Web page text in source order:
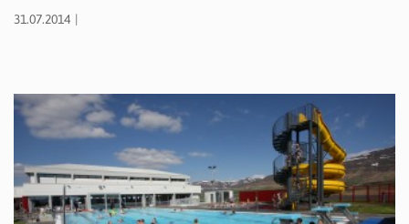
laxaroði og verður hún staðsett í hjarta sýningarinnar og
af öllu landinu selur skart, fatnað, fylgihluti, textíl, keramik
og gler og á útisvæðinu er stórt tjald og skálar með
ýmiskonar íslenskum matvælum. Félag ungra bænda á
Norðurlandi býður upp á húsdýrasýningu auk
skemmtilegra viðburða, Búsaga sýnir gamlar vélar og
þjóðháttafélagið Handraðinn setur upp miðaldabúðir.
31.07.2014